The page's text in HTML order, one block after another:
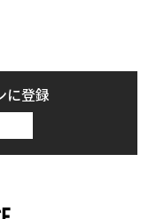
に登録